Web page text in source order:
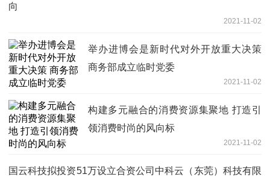
向
2021-11-02
举办进博会是新时代对外开放重大决策
商务部成立临时党委
2021-11-02
构建多元融合的消费资源集聚地 打造引
领消费时尚的风向标
2021-11-02
国云科技拟投资51万设立合资公司中科云（东莞）科技有限